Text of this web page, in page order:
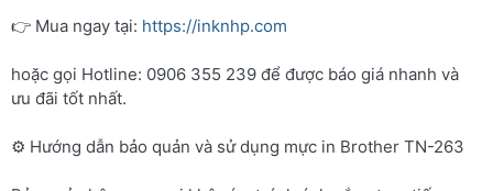
👉 Mua ngay tại: https://inknhp.com
hoặc gọi Hotline: 0906 355 239 để được báo giá nhanh và
ưu đãi tốt nhất.
⚙️ Hướng dẫn bảo quản và sử dụng mực in Brother TN-263